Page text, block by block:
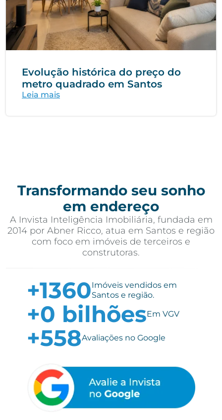
Evolução histórica do preço do
metro quadrado em Santos
Leia mais
Transformando seu sonho
em endereço
A Invista Inteligência Imobiliária, fundada em
2014 por Abner Ricco, atua em Santos e região
com foco em imóveis de terceiros e
construtoras.
+2320Imóveis vendidos em
Santos e região.
+1bilhõesEm VGV
+958Avaliações no Google